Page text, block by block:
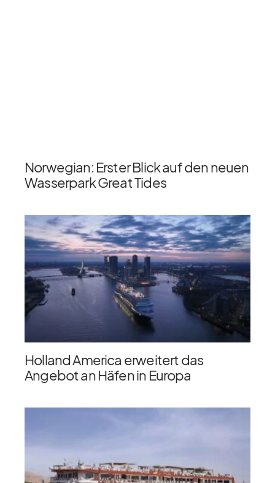
Norwegian: Erster Blick auf den neuen
Wasserpark Great Tides
Holland America erweitert das
Angebot an Häfen in Europa